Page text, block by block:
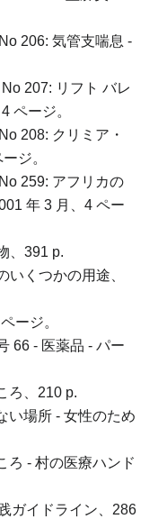
206: 気管支喘息 -
207: リフト バレ
ページ。
208: クリミア・
ジ。
259: アフリカの
年 3 月、4 ペー
、391 p.
いくつかの用途、
ージ。
66 - 医薬品 - パー
ろ、210 p.
い場所 - 女性のため
ろ - 村の医療ハンド
ガイドライン、286